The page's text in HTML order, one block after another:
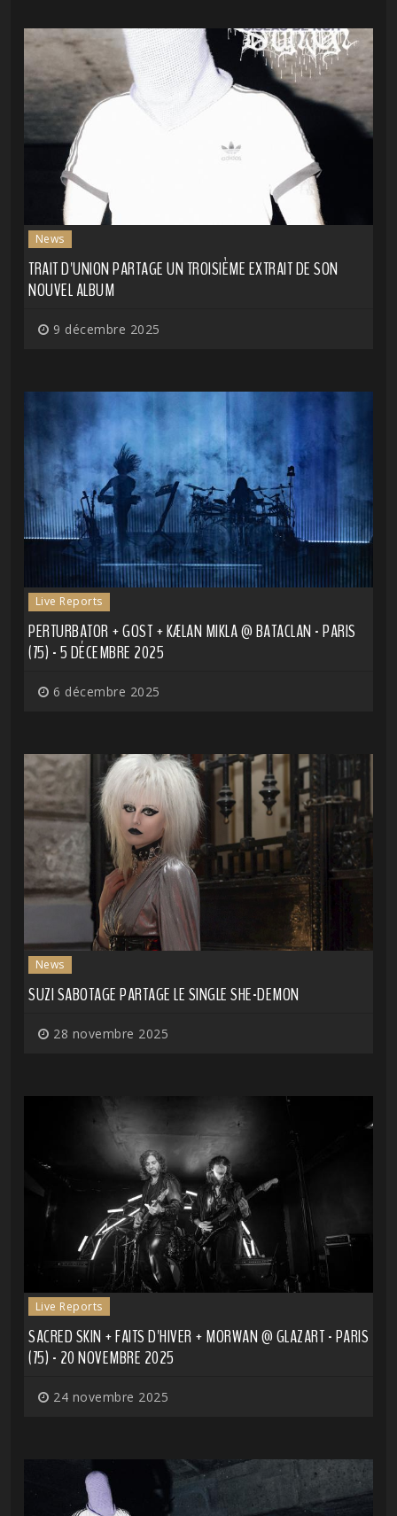
News
TRAIT D'UNION PARTAGE UN TROISIÈME EXTRAIT DE SON
NOUVEL ALBUM
9 décembre 2025
Live Reports
PERTURBATOR + GOST + KÆLAN MIKLA @ BATACLAN - PARIS
(75) - 5 DÉCEMBRE 2025
6 décembre 2025
News
SUZI SABOTAGE PARTAGE LE SINGLE SHE-DEMON
28 novembre 2025
Live Reports
SACRED SKIN + FAITS D'HIVER + MORWAN @ GLAZART - PARIS
(75) - 20 NOVEMBRE 2025
24 novembre 2025